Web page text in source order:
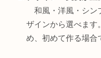
和風・洋風・シン
ザインから選べます
め、初めて作る場合